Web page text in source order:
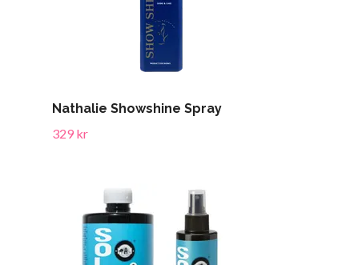
Nathalie Showshine Spray
329 kr